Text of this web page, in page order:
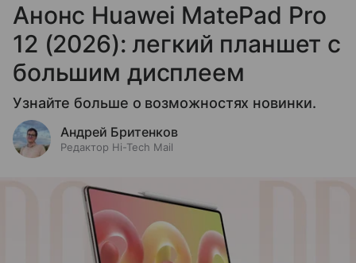
Анонс Huawei MatePad Pro
12 (2026): легкий планшет с
большим дисплеем
Узнайте больше о возможностях новинки.
Андрей Бритенков
Редактор Hi-Tech Mail